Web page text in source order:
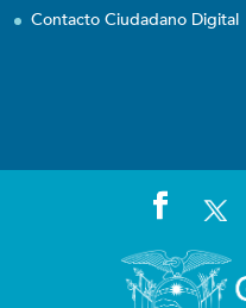
Contacto Ciudadano Digital